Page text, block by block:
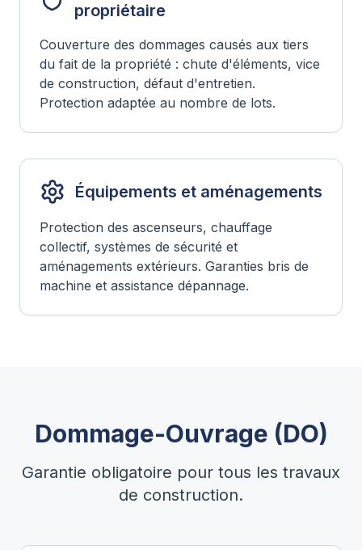
propriétaire
Couverture des dommages causés aux tiers
du fait de la propriété : chute d'éléments, vice
de construction, défaut d'entretien.
Protection adaptée au nombre de lots.
Équipements et aménagements
Protection des ascenseurs, chauffage
collectif, systèmes de sécurité et
aménagements extérieurs. Garanties bris de
machine et assistance dépannage.
Dommage-Ouvrage (DO)
Garantie obligatoire pour tous les travaux
de construction.